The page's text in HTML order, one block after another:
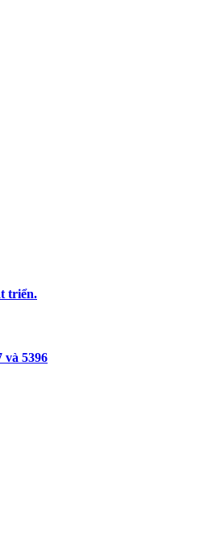
triển.
và 5396